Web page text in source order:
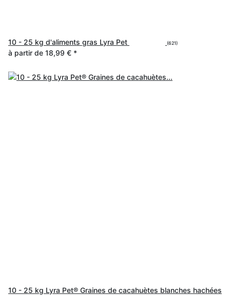
10 - 25 kg d'aliments gras Lyra Pet (621)
à partir de 18,99 € *
10 - 25 kg Lyra Pet® Graines de cacahuètes blanches hachées